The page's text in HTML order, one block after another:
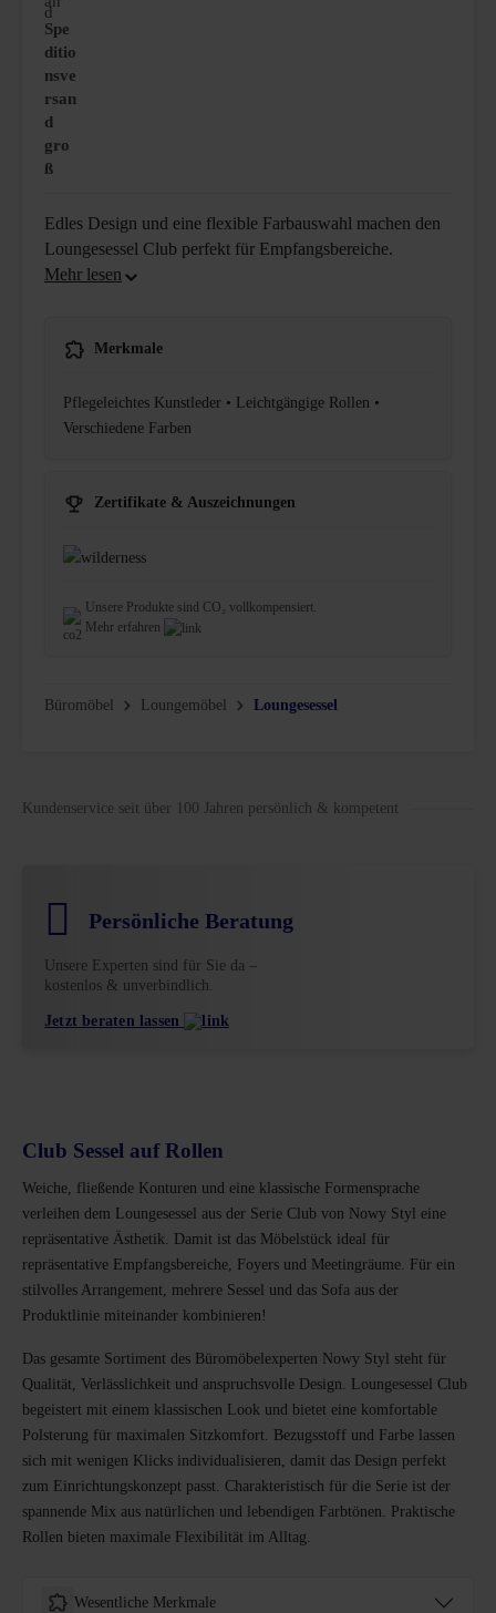
Spe
ditio
nsve
rsan
d
gro
ß
Edles Design und eine flexible Farbauswahl machen den
Loungesessel Club perfekt für Empfangsbereiche.
Merkmale
Pflegeleichtes Kunstleder • Leichtgängige Rollen •
Verschiedene Farben
Zertifikate & Auszeichnungen
Unsere Produkte sind CO₂ vollkompensiert.
Mehr erfahren
Büromöbel Loungemöbel Loungesessel
Kundenservice seit über 100 Jahren persönlich & kompetent
Persönliche Beratung
Unsere Experten sind für Sie da –
kostenlos & unverbindlich.
Jetzt beraten lassen
Club Sessel auf Rollen
Weiche, fließende Konturen und eine klassische Formensprache
verleihen dem Loungesessel aus der Serie Club von Nowy Styl eine
repräsentative Ästhetik. Damit ist das Möbelstück ideal für
repräsentative Empfangsbereiche, Foyers und Meetingräume. Für ein
stilvolles Arrangement, mehrere Sessel und das Sofa aus der
Produktlinie miteinander kombinieren!
Das gesamte Sortiment des Büromöbelexperten Nowy Styl steht für
Qualität, Verlässlichkeit und anspruchsvolle Design. Loungesessel Club
begeistert mit einem klassischen Look und bietet eine komfortable
Polsterung für maximalen Sitzkomfort. Bezugsstoff und Farbe lassen
sich mit wenigen Klicks individualisieren, damit das Design perfekt
zum Einrichtungskonzept passt. Charakteristisch für die Serie ist der
spannende Mix aus natürlichen und lebendigen Farbtönen. Praktische
Rollen bieten maximale Flexibilität im Alltag.
Wesentliche Merkmale